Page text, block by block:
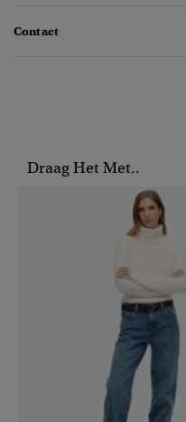
Contact
Draag Het Met..